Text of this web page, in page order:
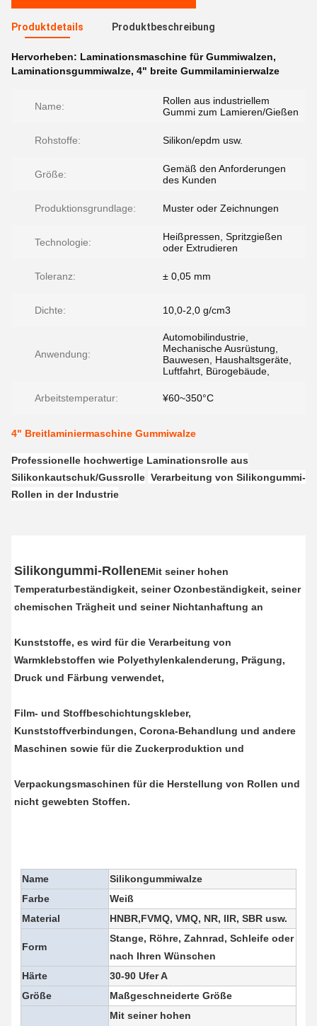
Produktdetails Produktbeschreibung
Hervorheben: Laminationsmaschine für Gummiwalzen,
Laminationsgummiwalze, 4" breite Gummilaminierwalze
Name:
Rollen aus industriellem
Gummi zum Lamieren/Gießen
Rohstoffe: Silikon/epdm usw.
Größe:
Gemäß den Anforderungen
des Kunden
Produktionsgrundlage: Muster oder Zeichnungen
Technologie:
Heißpressen, Spritzgießen
oder Extrudieren
Toleranz: ± 0,05 mm
Dichte: 10,0-2,0 g/cm3
Anwendung:
Automobilindustrie,
Mechanische Ausrüstung,
Bauwesen, Haushaltsgeräte,
Luftfahrt, Bürogebäude,
Arbeitstemperatur: ¥60~350°C
4" Breitlaminiermaschine Gummiwalze
Professionelle hochwertige Laminationsrolle aus
Silikonkautschuk/Gussrolle Verarbeitung von Silikongummi-
Rollen in der Industrie
Silikongummi-RollenEMit seiner hohen
Temperaturbeständigkeit, seiner Ozonbeständigkeit, seiner
chemischen Trägheit und seiner Nichtanhaftung an
Kunststoffe, es wird für die Verarbeitung von
Warmklebstoffen wie Polyethylenkalenderung, Prägung,
Druck und Färbung verwendet,
Film- und Stoffbeschichtungskleber,
Kunststoffverbindungen, Corona-Behandlung und andere
Maschinen sowie für die Zuckerproduktion und
Verpackungsmaschinen für die Herstellung von Rollen und
nicht gewebten Stoffen.
Name
Silikongummiwalze
Farbe
Weiß
Material
HNBR,FVMQ, VMQ, NR, IIR, SBR usw.
Form
Stange, Röhre, Zahnrad, Schleife oder
nach Ihren Wünschen
Härte
30-90 Ufer A
Größe
Maßgeschneiderte Größe
Mit seiner hohen